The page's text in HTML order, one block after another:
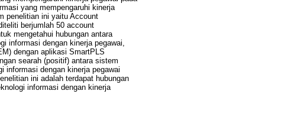
yang mempengaruhi kinerja
penelitian ini yaitu Account
berjumlah 50 account
mengetahui hubungan antara
informasi dengan kinerja pegawai,
dengan aplikasi SmartPLS
searah (positif) antara sistem
informasi dengan kinerja pegawai
ini adalah terdapat hubungan
informasi dengan kinerja